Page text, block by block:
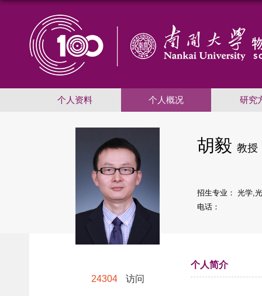
个人资料 个人概况 研究
胡毅 教授
招生专业： 光学,
电话：
个人简介
24304 访问